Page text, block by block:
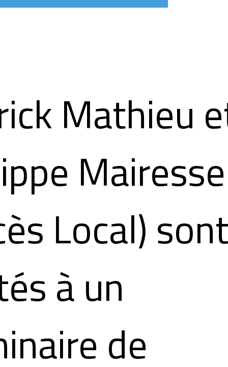
Mathieu
Mairesse
Local)
à un
de